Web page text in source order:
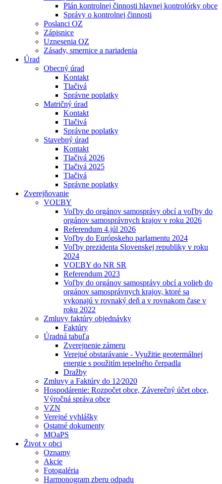
Plán kontrolnej činnosti hlavnej kontrolórky obce
Správy o kontrolnej činnosti
Poslanci OZ
Zápisnice
Uznesenia OZ
Zásady, smernice a nariadenia
Úrad
Obecný úrad
Kontakt
Tlačivá
Správne poplatky
Matričný úrad
Kontakt
Tlačivá
Správne poplatky
Stavebný úrad
Kontakt
Tlačivá 2026
Tlačivá 2025
Tlačivá
Správne poplatky
Zverejňovanie
VOĽBY
Voľby do orgánov samosprávy obcí a voľby do
orgánov samosprávnych krajov v roku 2026
Referendum 4.júl 2026
Voľby do Európskeho parlamentu 2024
Voľby prezidenta Slovenskej republiky v roku
2024
VOĽBY do NR SR
Referendum 2023
Voľby do orgánov samosprávy obcí a volieb do
orgánov samosprávnych krajov, ktoré sa
vykonajú v rovnaký deň a v rovnakom čase v
roku 2022
Zmluvy faktúry objednávky
Faktúry
Úradná tabuľa
Zverejnenie zámeru
Verejné obstarávanie - Využitie geotermálnej
energie s použitím tepelného čerpadla
Dražby
Zmluvy a Faktúry do 12⁄2020
Hospodárenie: Rozpočet obce, Záverečný účet obce,
Výročná správa obce
VZN
Verejné vyhlášky
Ostatné dokumenty
MOaPS
Život v obci
Oznamy
Akcie
Fotogaléria
Harmonogram zberu odpadu